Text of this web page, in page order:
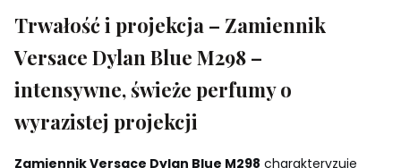
Trwałość i projekcja – Zamiennik
Versace Dylan Blue M298 –
intensywne, świeże perfumy o
wyrazistej projekcji
Zamiennik Versace Dylan Blue M298 charakteryzuje